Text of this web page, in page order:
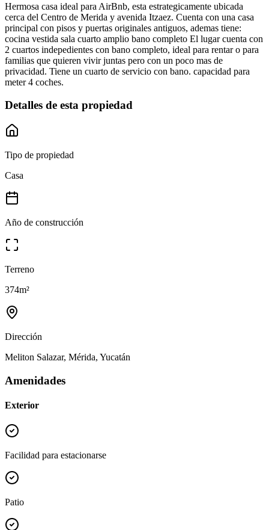
Hermosa casa ideal para AirBnb, esta estrategicamente ubicada
cerca del Centro de Merida y avenida Itzaez. Cuenta con una casa
principal con pisos y puertas originales antiguos, ademas tiene:
cocina vestida sala cuarto amplio bano completo El lugar cuenta con
2 cuartos indepedientes con bano completo, ideal para rentar o para
familias que quieren vivir juntas pero con un poco mas de
privacidad. Tiene un cuarto de servicio con bano. capacidad para
meter 4 coches.
Detalles de esta propiedad
Tipo de propiedad
Casa
Año de construcción
Terreno
374m²
Dirección
Meliton Salazar, Mérida, Yucatán
Amenidades
Exterior
Facilidad para estacionarse
Patio